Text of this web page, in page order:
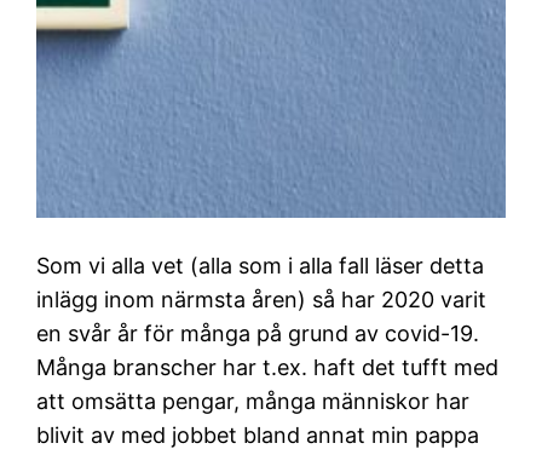
Som vi alla vet (alla som i alla fall läser detta
inlägg inom närmsta åren) så har 2020 varit
en svår år för många på grund av covid-19.
Många branscher har t.ex. haft det tufft med
att omsätta pengar, många människor har
blivit av med jobbet bland annat min pappa